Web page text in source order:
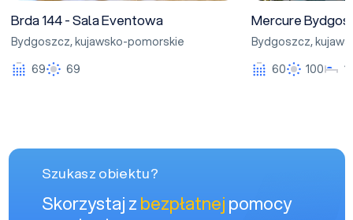
Brda 144 - Sala Eventowa
Bydgoszcz,kujawsko-pomorskie
69
69
Mercure
Bydgoszcz,
60
100
Szukasz obiektu?
Skorzystaj zbezpłatnejpomocy